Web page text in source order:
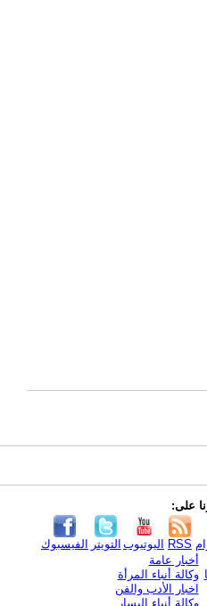
على:
الفيسبوك التويتر اليوتيوب RSS
أخبار عامة
وكالة أنباء المرأة
اخبار الأدب والفن
وكالة أنباء اليسار